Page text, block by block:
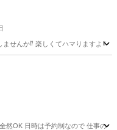
せんか⁉️ 楽しくてハマりますよ‼️
然OK 日時は予約制なので 仕事の